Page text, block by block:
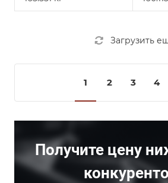
Загрузить
1 2 3 4
Получите цену